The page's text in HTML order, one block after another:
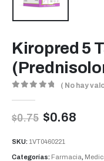
Kiropred 5
( No hay
$0.75 $0.68
SKU: 1VT0460221
Categorías: Farmacia,